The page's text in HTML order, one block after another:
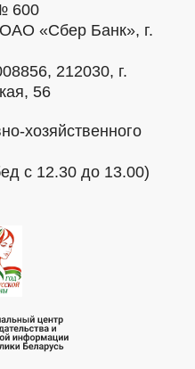
600
«Сбер Банк», г.
212030, г.
56
хозяйственного
с 12.30 до 13.00)